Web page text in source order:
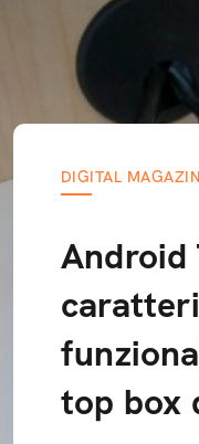
DIGITAL
Android
top box